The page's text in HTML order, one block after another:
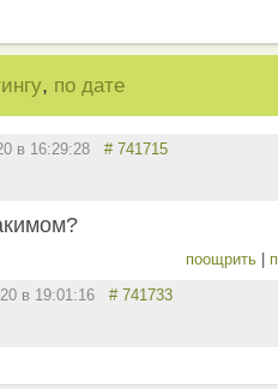
, по дате
в 16:29:28 # 741715
поощрить
в 19:01:16 # 741733